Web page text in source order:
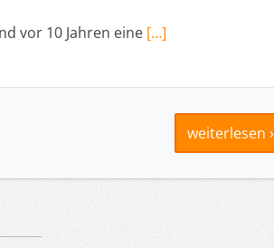
vor 10 Jahren eine […]
weiterlesen ›